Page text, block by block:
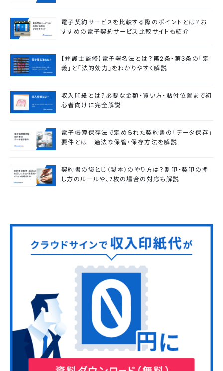
電子契約サービスを比較する際のポイントとは？お
すすめの電子契約サービス比較サイトも紹介
【弁護士監修】電子署名法とは？第2条・第3条の「定
義」と「法的効力」をわかりやすく解説
収入印紙とは？必要な金額・買い方・貼付位置まで初
心者向けに完全解説
電子帳簿保存法で定められた契約書の「データ保存」
要件とは 適法な保管・保存方法を解説
契約書の袋とじ（製本）のやり方は？割印・契印の押
し方のルールや、2枚の場合の対応も解説